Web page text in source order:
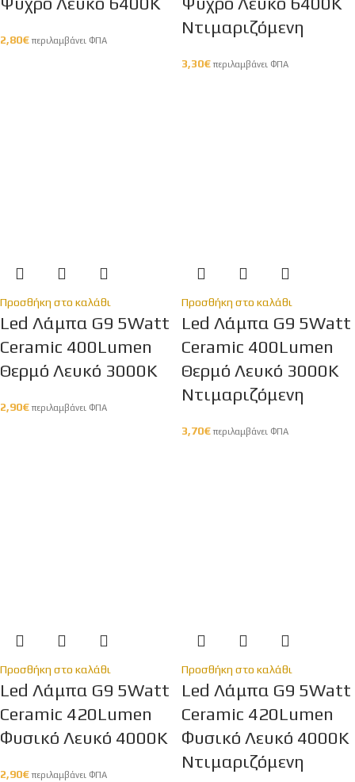
2,80€ περιλαμβάνει ΦΠΑ
Ντιμαριζόμενη
3,30€ περιλαμβάνει ΦΠΑ
Προσθήκη στο καλάθι
Led Λάμπα G9 5Watt
Ceramic 400Lumen
Θερμό Λευκό 3000Κ
2,90€ περιλαμβάνει ΦΠΑ
Προσθήκη στο καλάθι
Led Λάμπα G9 5Watt
Ceramic 400Lumen
Θερμό Λευκό 3000Κ
Ντιμαριζόμενη
3,70€ περιλαμβάνει ΦΠΑ
Προσθήκη στο καλάθι
Led Λάμπα G9 5Watt
Ceramic 420Lumen
Φυσικό Λευκό 4000Κ
2,90€ περιλαμβάνει ΦΠΑ
Προσθήκη στο καλάθι
Led Λάμπα G9 5Watt
Ceramic 420Lumen
Φυσικό Λευκό 4000Κ
Ντιμαριζόμενη